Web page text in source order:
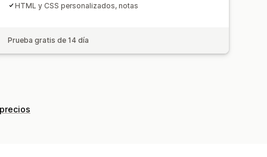
HTML y CSS personalizados, notas
Prueba gratis de 14 día